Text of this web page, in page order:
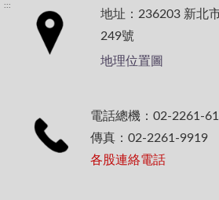
:::
地址：236203 新北
249號
地理位置圖
電話總機：02-2261-
傳真：02-2261-9919
各股連絡電話